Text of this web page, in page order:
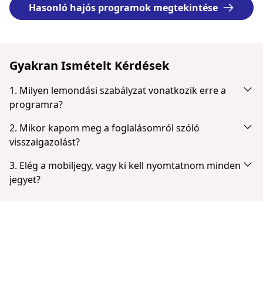
Hasonló hajós programok megtekintése
Gyakran Ismételt Kérdések
1. Milyen lemondási szabályzat vonatkozik erre a
programra?
Teljes visszatérítést kapsz, ha időben lemondod. Legkésőbb
ennyi idővel a program kezdete előtt: 24 óra.
2. Mikor kapom meg a foglalásomról szóló
visszaigazolást?
A sikeres fizetés után azonnal értesítést kapsz emailben. Ha
nem látod a fiókodban, ellenőrizd a spam vagy levélszemét
mappát. A fizetés befejezése után lehetőséged van
3. Elég a mobiljegy, vagy ki kell nyomtatnom minden
jegyet?